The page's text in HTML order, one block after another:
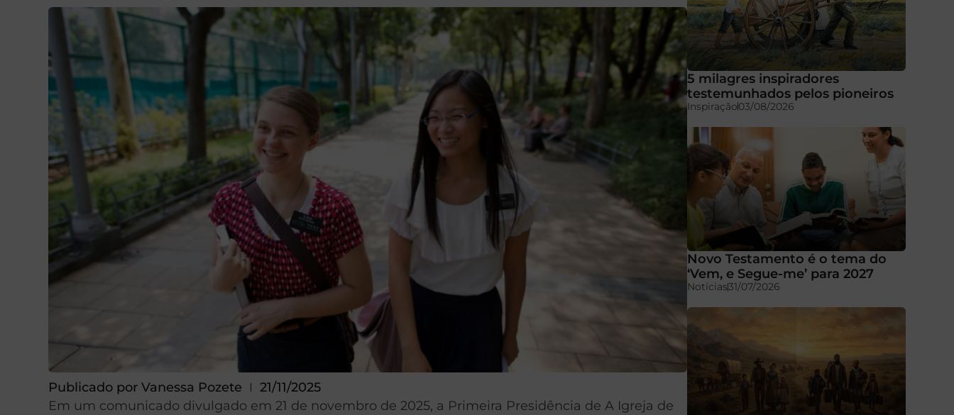
Publicado por Vanessa Pozete
21/11/2025
Em um comunicado divulgado em 21 de novembro de 2025, a Primeira Presidência de A Igreja de
5 milagres inspiradores
testemunhados pelos pioneiros
Inspiração03/08/2026
Novo Testamento é o tema do
‘Vem, e Segue-me’ para 2027
Notícias31/07/2026